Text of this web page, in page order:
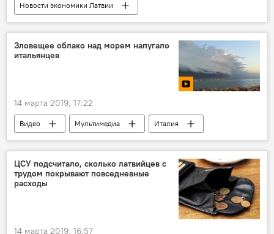
Новости экономики Латвии
Радио Sputnik Латвия
Зловещее облако над морем напугало
итальянцев
14 марта 2019, 17:22
Видео Мультимедиа Италия
ЦСУ подсчитало, сколько латвийцев с
трудом покрывают повседневные
расходы
14 марта 2019, 16:57